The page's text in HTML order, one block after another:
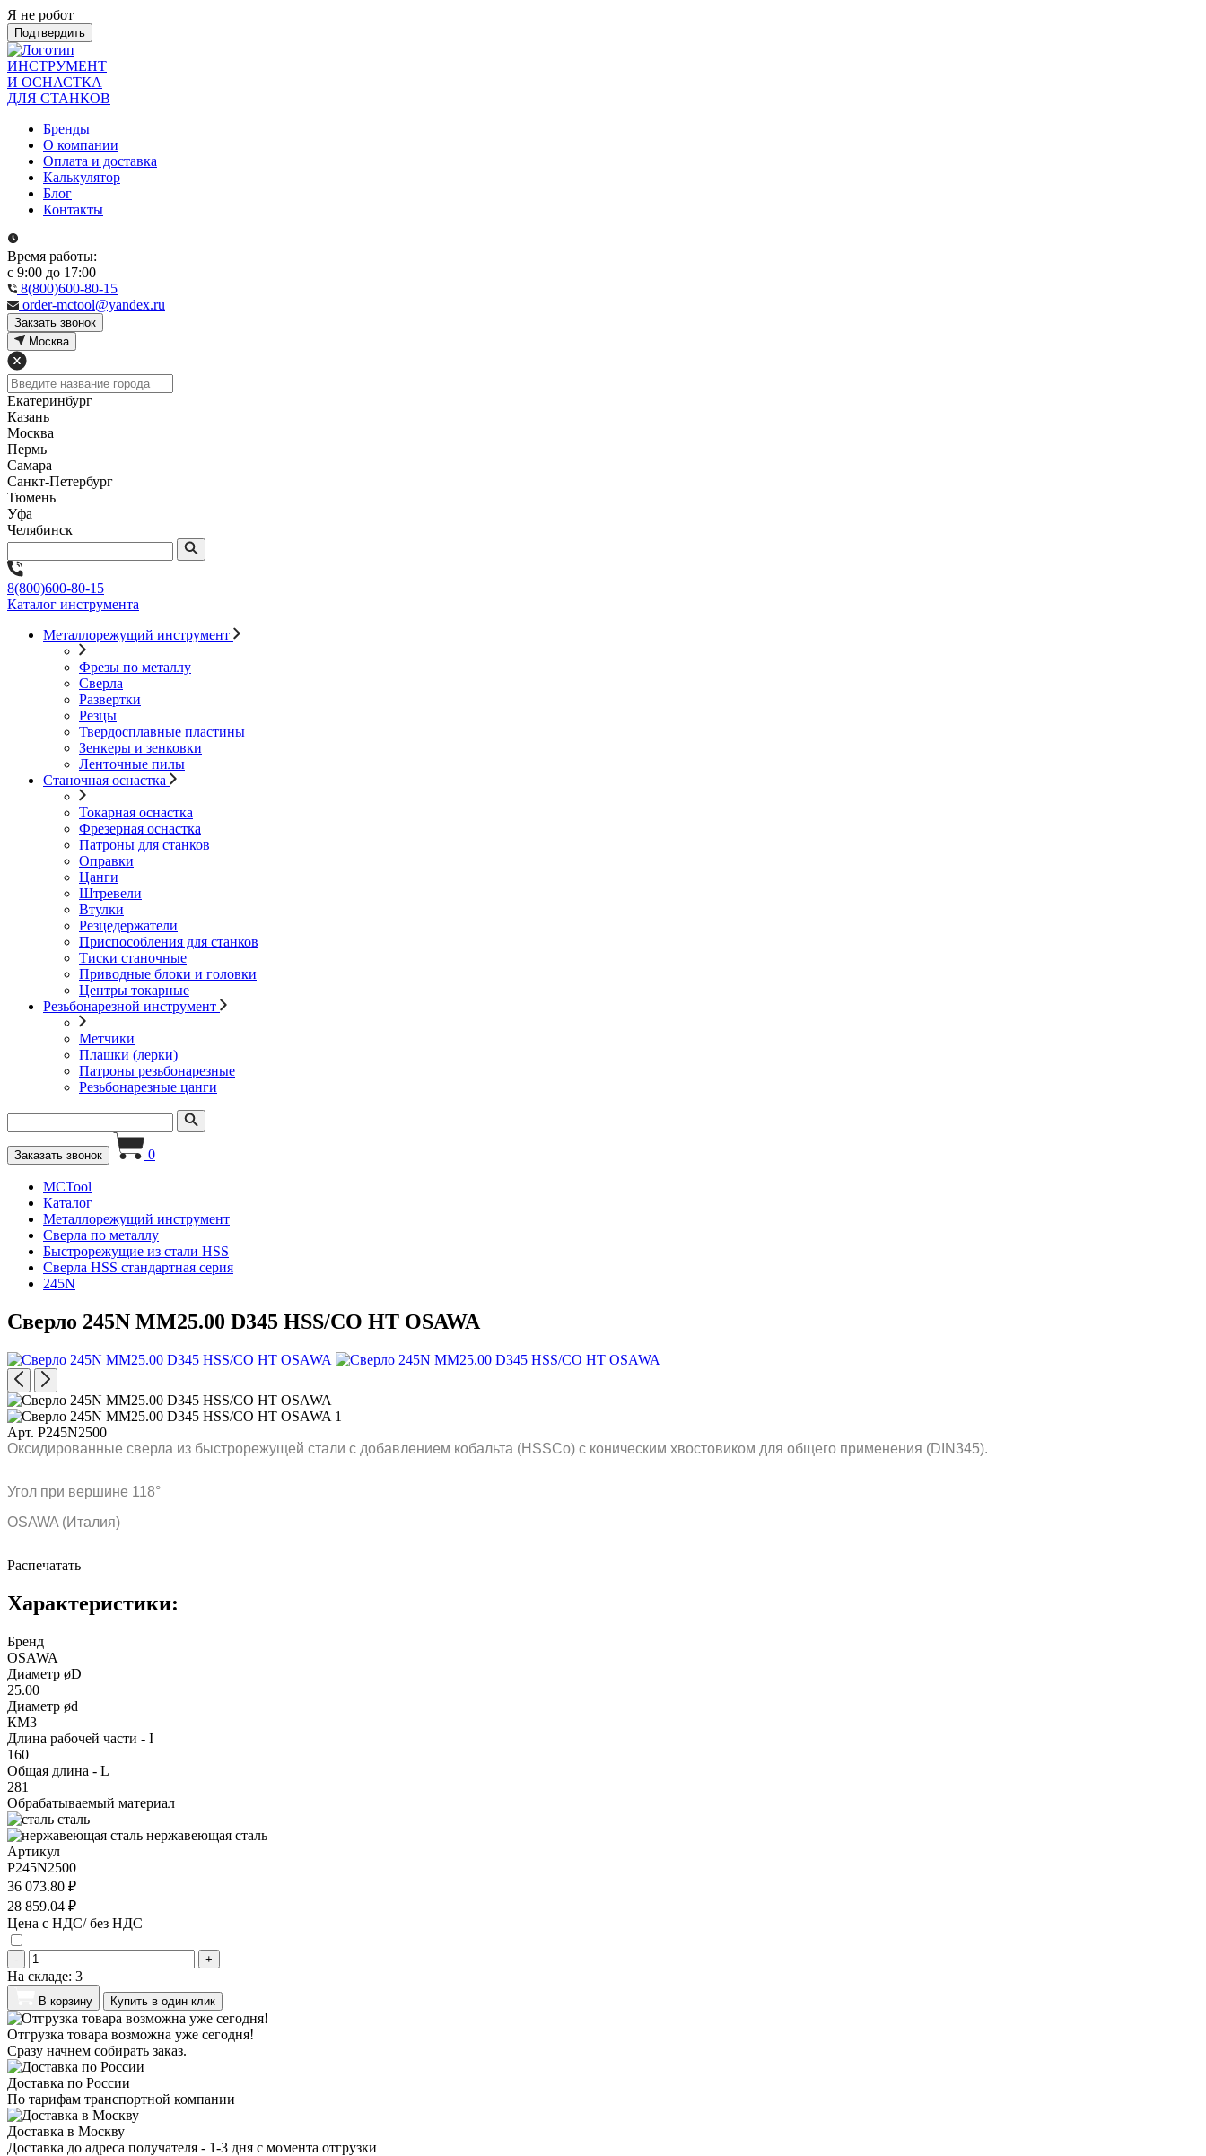
Я не робот
Подтвердить
ИНСТРУМЕНТ
И ОСНАСТКА
ДЛЯ СТАНКОВ
Бренды
О компании
Оплата и доставка
Калькулятор
Блог
Контакты
Время работы:
с 9:00 до 17:00
8(800)600-80-15
order-mctool@yandex.ru
Закзать звонок
Москва
Екатеринбург
Казань
Москва
Пермь
Самара
Санкт-Петербург
Тюмень
Уфа
Челябинск
8(800)600-80-15
Каталог инструмента
Металлорежущий инструмент
Фрезы по металлу
Сверла
Развертки
Резцы
Твердосплавные пластины
Зенкеры и зенковки
Ленточные пилы
Станочная оснастка
Токарная оснастка
Фрезерная оснастка
Патроны для станков
Оправки
Цанги
Штревели
Втулки
Резцедержатели
Приспособления для станков
Тиски станочные
Приводные блоки и головки
Центры токарные
Резьбонарезной инструмент
Метчики
Плашки (лерки)
Патроны резьбонарезные
Резьбонарезные цанги
Заказать звонок 0
MCTool
Каталог
Металлорежущий инструмент
Сверла по металлу
Быстрорежущие из стали HSS
Сверла HSS стандартная серия
245N
Сверло 245N MM25.00 D345 HSS/CO HT OSAWA
Арт. P245N2500
Оксидированные сверла из быстрорежущей стали с добавлением кобальта (HSSCo) с коническим хвостовиком для общего применения (DIN345).
Угол при вершине 118°
OSAWA (Италия)
Распечатать
Характеристики:
Бренд
OSAWA
Диаметр øD
25.00
Диаметр ød
КМ3
Длина рабочей части - I
160
Общая длина - L
281
Обрабатываемый материал
сталь
нержавеющая сталь
Артикул
P245N2500
36 073.80 ₽
28 859.04 ₽
Цена с НДС/ без НДС
- +
На складе: 3
В корзину Купить в один клик
Отгрузка товара возможна уже сегодня!
Сразу начнем собирать заказ.
Доставка по России
По тарифам транспортной компании
Доставка в Москву
Доставка до адреса получателя - 1-3 дня с момента отгрузки